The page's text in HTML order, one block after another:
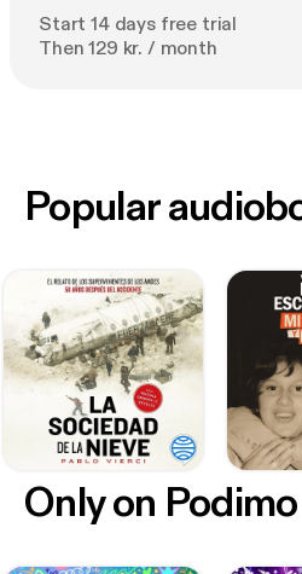
Start 14 days free trial
Then 129 kr. / month
Only on Podimo
Popular